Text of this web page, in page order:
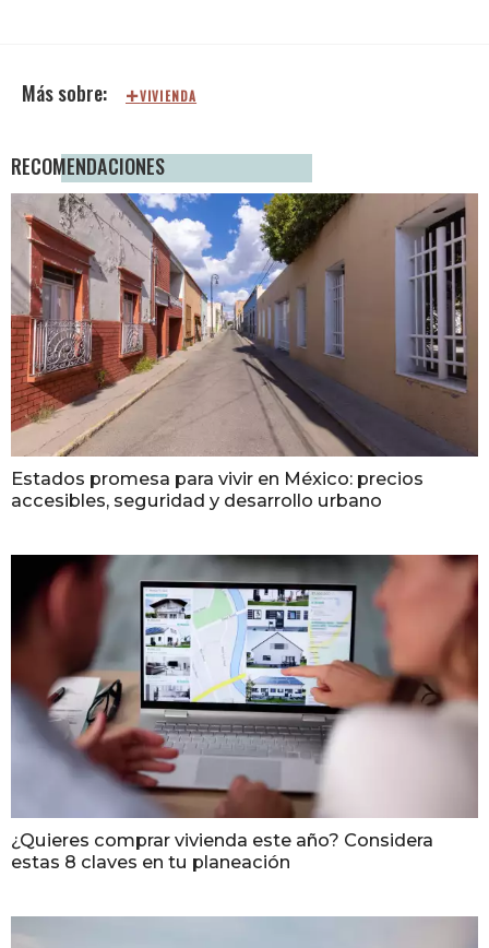
VIVIENDA
RECOMENDACIONES
Estados promesa para vivir en México: precios
accesibles, seguridad y desarrollo urbano
¿Quieres comprar vivienda este año? Considera
estas 8 claves en tu planeación